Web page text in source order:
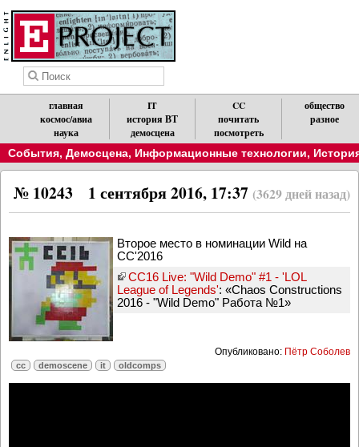
главная
космос/авиа
наука
IT
история ВТ
демосцена
CC
почитать
посмотреть
общество
разное
События, Демосцена, Информационные технологии,
1 сентября 2016, 17:37 (3629 дней назад)
№ 10243
Второе место в номинации Wild на
CC'2016
CC16 Live: "Wild Demo" #1 - 'LOL
League of Legends': «Chaos Constructions
2016 - "Wild Demo" Работа №1»
Опубликовано: Пётр Соболев
cc demoscene it oldcomps